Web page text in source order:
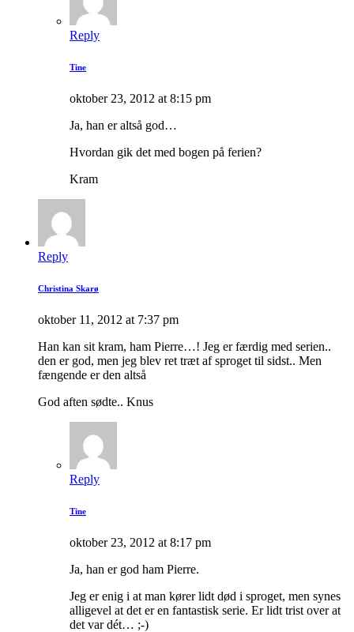
Reply
Tine
oktober 23, 2012 at 8:15 pm
Ja, han er altså god…
Hvordan gik det med bogen på ferien?
Kram
Reply
Christina Skarø
oktober 11, 2012 at 7:37 pm
Han kan sit kram, ham Pierre…! Jeg er færdig med serien..
den er god, men jeg blev ret træt af sproget til sidst.. Men
fængende er den altså
God aften sødte.. Knus
Reply
Tine
oktober 23, 2012 at 8:17 pm
Ja, han er god ham Pierre.
Jeg er enig i at man kører lidt død i sproget, men synes
alligevel at det er en fantastisk serie. Er lidt trist over at
det var dét… ;-)